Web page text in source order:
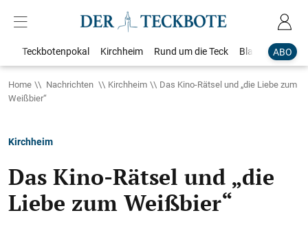
ABO
Teckbotenpokal Kirchheim Rund um die Teck Blaulicht
Home Nachrichten Kirchheim
Das Kino-Rätsel und „die Liebe zum
Weißbier“
Kirchheim
Das Kino-Rätsel und „die
Liebe zum Weißbier“